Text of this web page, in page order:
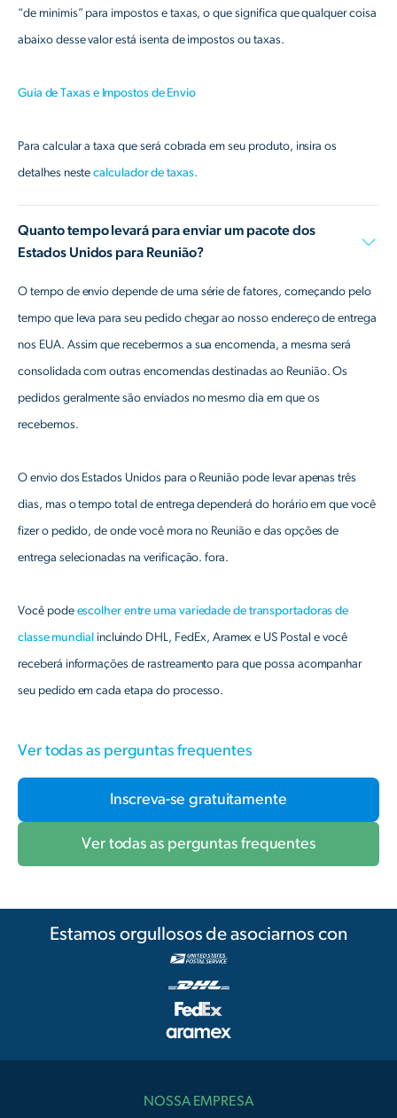
“de minimis” para impostos e taxas, o que significa que qualquer coisa
abaixo desse valor está isenta de impostos ou taxas.
Guia de Taxas e Impostos de Envio
Para calcular a taxa que será cobrada em seu produto, insira os
detalhes nestecalculador de taxas.
Quanto tempo levará para enviar um pacote dos
Estados Unidos para Reunião?
O tempo de envio depende de uma série de fatores, começando pelo
tempo que leva para seu pedido chegar ao nosso endereço de entrega
nos EUA. Assim que recebermos a sua encomenda, a mesma será
consolidada com outras encomendas destinadas ao Reunião. Os
pedidos geralmente são enviados no mesmo dia em que os
recebemos.
O envio dos Estados Unidos para o Reunião pode levar apenas três
dias, mas o tempo total de entrega dependerá do horário em que você
fizer o pedido, de onde você mora no Reunião e das opções de
entrega selecionadas na verificação. fora.
Você pode escolher entre uma variedade de transportadoras de
classe mundialincluindo DHL, FedEx, Aramex e US Postal e você
receberá informações de rastreamento para que possa acompanhar
seu pedido em cada etapa do processo.
Ver todas as perguntas frequentes
Inscreva-se gratuitamente
Ver todas as perguntas frequentes
Estamos orgullosos de asociarnos con
NOSSA EMPRESA